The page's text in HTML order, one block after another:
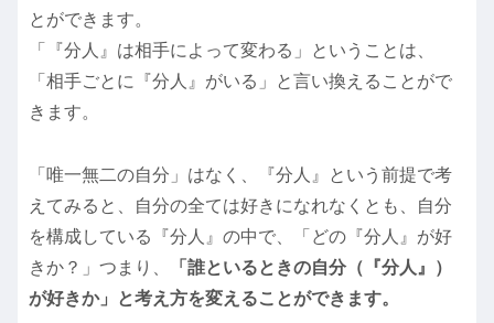
とができます。
「『分人』は相手によって変わる」ということは、
「相手ごとに『分人』がいる」と言い換えることがで
きます。
「唯一無二の自分」はなく、『分人』という前提で考
えてみると、自分の全ては好きになれなくとも、自分
を構成している『分人』の中で、「どの『分人』が好
きか？」つまり、
「誰といるときの自分（『分人』）
が好きか」と考え方を変えることができます。